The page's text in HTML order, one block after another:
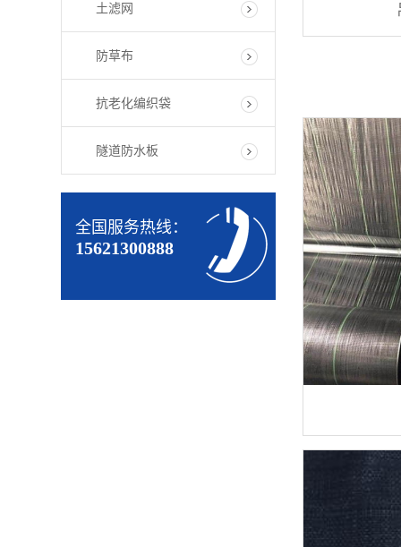
土滤网
防草布
抗老化编织袋
隧道防水板
全国服务热线：
15621300888